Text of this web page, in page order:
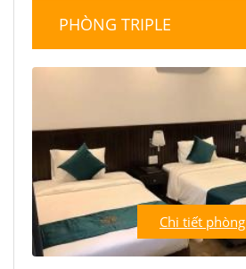
PHÒNG TRIPLE
Chi tiết phòng